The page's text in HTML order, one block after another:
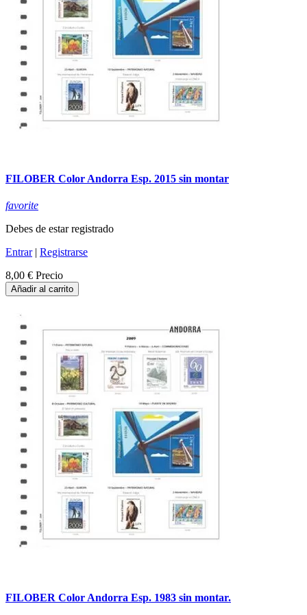
FILOBER Color Andorra Esp. 2015 sin montar
favorite
Debes de estar registrado
Entrar| Registrarse
8,00 € Precio
Añadir al carrito
FILOBER Color Andorra Esp. 1983 sin montar.